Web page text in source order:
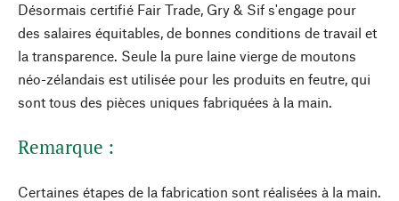
Désormais certifié Fair Trade, Gry & Sif s'engage pour
des salaires équitables, de bonnes conditions de travail et
la transparence. Seule la pure laine vierge de moutons
néo-zélandais est utilisée pour les produits en feutre, qui
sont tous des pièces uniques fabriquées à la main.
Remarque :
Certaines étapes de la fabrication sont réalisées à la main.